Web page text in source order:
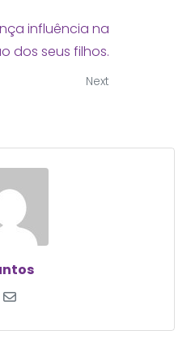
influência na
dos seus filhos.
Next